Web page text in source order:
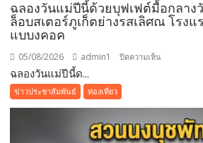
ฉลองวันแม่ปีนี้ด้วยบุฟเฟต์มื้อกลาง
ล็อบสเตอร์ภูเก็ตย่างรสเลิศณ โรงแ
แบบงคอค
05/08/2026 admin1 ปิดความเห็น
ปี
นี้
ฉลองวันแม่ปีนี้ด...
ข่าวประชาสัมพันธ์ ท่องเที่ยว